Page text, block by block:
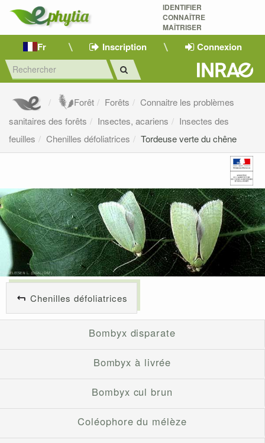
IDENTIFIER
CONNAÎTRE
MAÎTRISER
Fr Inscription Connexion
Forêt Forêts
Connaitre les problèmes
sanitaires des forêts
Insectes, acariens
Insectes des
feuilles
Chenilles défoliatrices Tordeuse verte du chêne
Chenilles défoliatrices
Bombyx disparate
Bombyx à livrée
Bombyx cul brun
Coléophore du mélèze